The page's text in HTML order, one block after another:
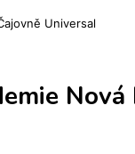
Universal
Nová